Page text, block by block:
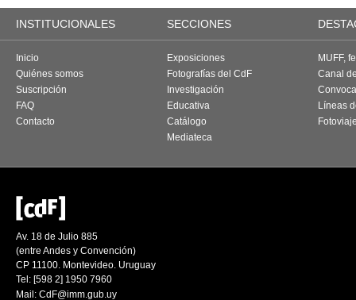
INSTITUCIONALES SECCIONES
Inicio
Quiénes somos
Suscripción
FAQ
Contacto
Exposiciones
Fotografías del CdF
Investigación
Educativa
Catálogo
Mediateca
MUFF,
Canal
Líneas
Av. 18 de Julio 885
(entre Andes y Convención)
CP 11100. Montevideo. Uruguay
Tel: [598 2] 1950 7960
Mail: CdF@imm.gub.uy